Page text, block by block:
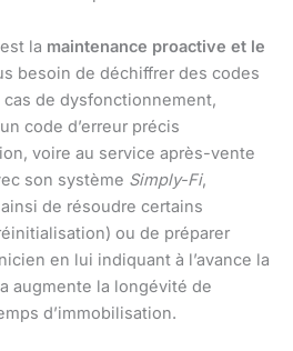
la maintenance proactive et le
besoin de déchiffrer des codes
de dysfonctionnement,
code d’erreur précis
voire au service après-vente
son système Simply-Fi,
de résoudre certains
ou de préparer
en lui indiquant à l’avance la
augmente la longévité de
d’immobilisation.